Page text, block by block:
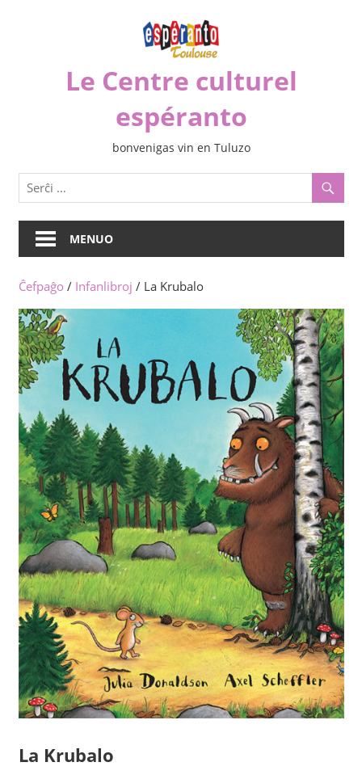
Le Centre culturel
espéranto
bonvenigas vin en Tuluzo
MENUO
Ĉefpaĝo / Infanlibroj / La Krubalo
La Krubalo